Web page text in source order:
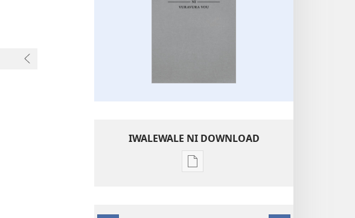
IWALEWALE NI DOWNLOAD
Sala